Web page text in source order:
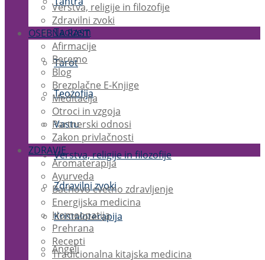
Taoizem
Tarot
Teozofija
Vastu
Verstva, religije in filozofije
Zdravilni zvoki
Kristaloterapija
Angeli
Verstva, religije in filozofije
Zdravilni zvoki
OSEBNA RAST
Afirmacije
Beremo
Blog
Brezplačne E-Knjige
Meditacija
Otroci in vzgoja
Partnerski odnosi
Zakon privlačnosti
ZDRAVJE
Aromaterapija
Ayurveda
Bachovo cvetno zdravljenje
Energijska medicina
Homeopatija
Prehrana
Recepti
Tradicionalna kitajska medicina